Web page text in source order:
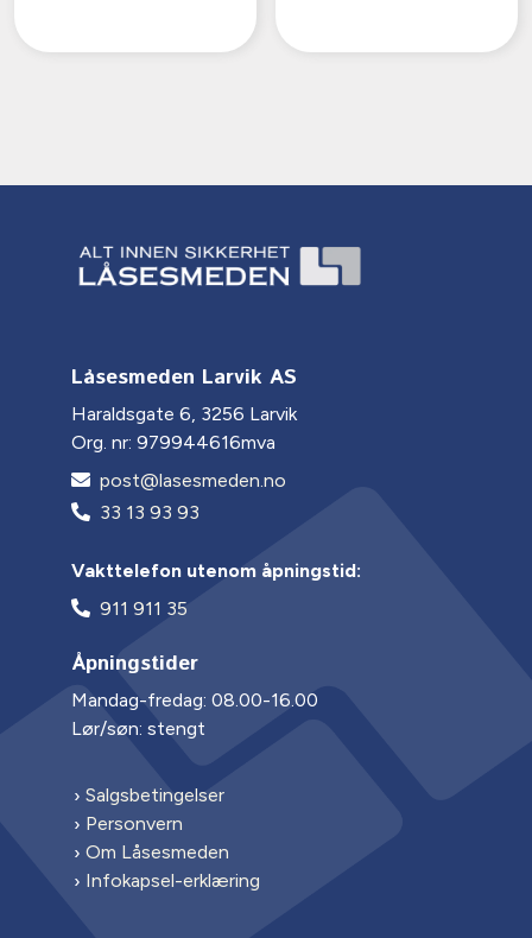
Låsesmeden Larvik AS
Haraldsgate 6, 3256 Larvik
Org. nr: 979944616mva
post@lasesmeden.no
33 13 93 93
Vakttelefon utenom åpningstid:
911 911 35
Åpningstider
Mandag-fredag: 08.00-16.00
Lør/søn: stengt
Salgsbetingelser
Personvern
Om Låsesmeden
Infokapsel-erklæring